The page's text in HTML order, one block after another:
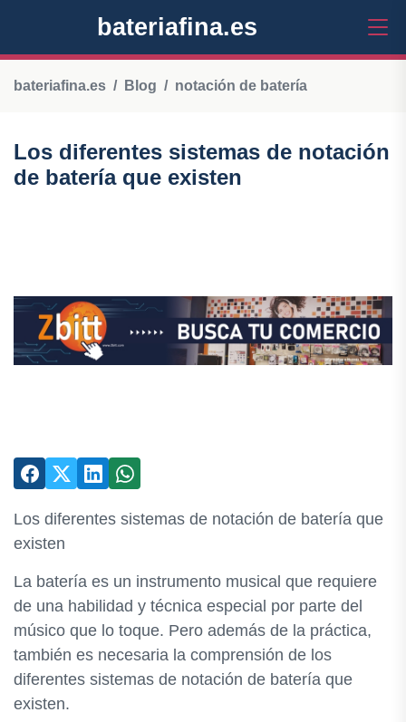
bateriafina.es
bateriafina.es Blog notación de batería
Los diferentes sistemas de notación
de batería que existen
Los diferentes sistemas de notación de batería que
existen
La batería es un instrumento musical que requiere
de una habilidad y técnica especial por parte del
músico que lo toque. Pero además de la práctica,
también es necesaria la comprensión de los
diferentes sistemas de notación de batería que
existen.